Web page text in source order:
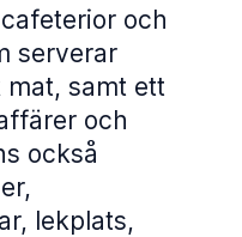
och
serverar
mat, samt ett
och
också
lekplats,